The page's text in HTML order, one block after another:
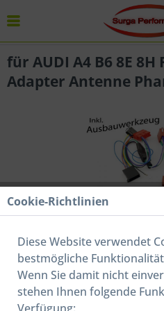
Auto
für AUDI A4 B6 8E
Adapter Antenne
30,00 € * 39,00 € *
Cookie-Richtlinien
Diese Website verwendet
bestmögliche
Wenn Sie damit nicht
stehen Ihnen folgende
Verfügung: